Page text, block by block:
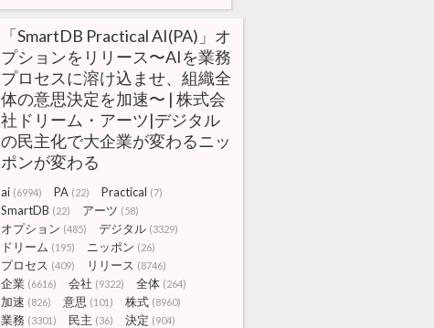
「SmartDB Practical AI(PA)」オ
プションをリリース〜AIを業務
プロセスに溶け込ませ、組織全
体の意思決定を加速〜 | 株式会
社ドリーム・アーツ|デジタル
の民主化で大企業が変わるニッ
ポンが変わる
ai (6994) PA (22) Practical (7)
SmartDB (22) アーツ (58)
オプション (485) デジタル (3329)
ドリーム (195) ニッポン (26)
プロセス (409) リリース (8746)
企業 (6616) 会社 (9322) 全体 (264)
加速 (826) 意思 (101) 株式 (8960)
業務 (3301) 民主 (36) 決定 (904)